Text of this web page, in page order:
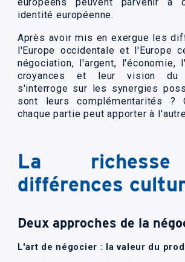
européens peuvent parvenir à
identité européenne.
Après avoir mis en exergue les
l'Europe occidentale et l'Europe
négociation, l'argent, l'économie,
croyances et leur vision du
s'interroge sur les synergies
sont leurs complémentarités ?
chaque partie peut apporter à
La
différences
Deux approches de la
L'art de négocier : la valeur du